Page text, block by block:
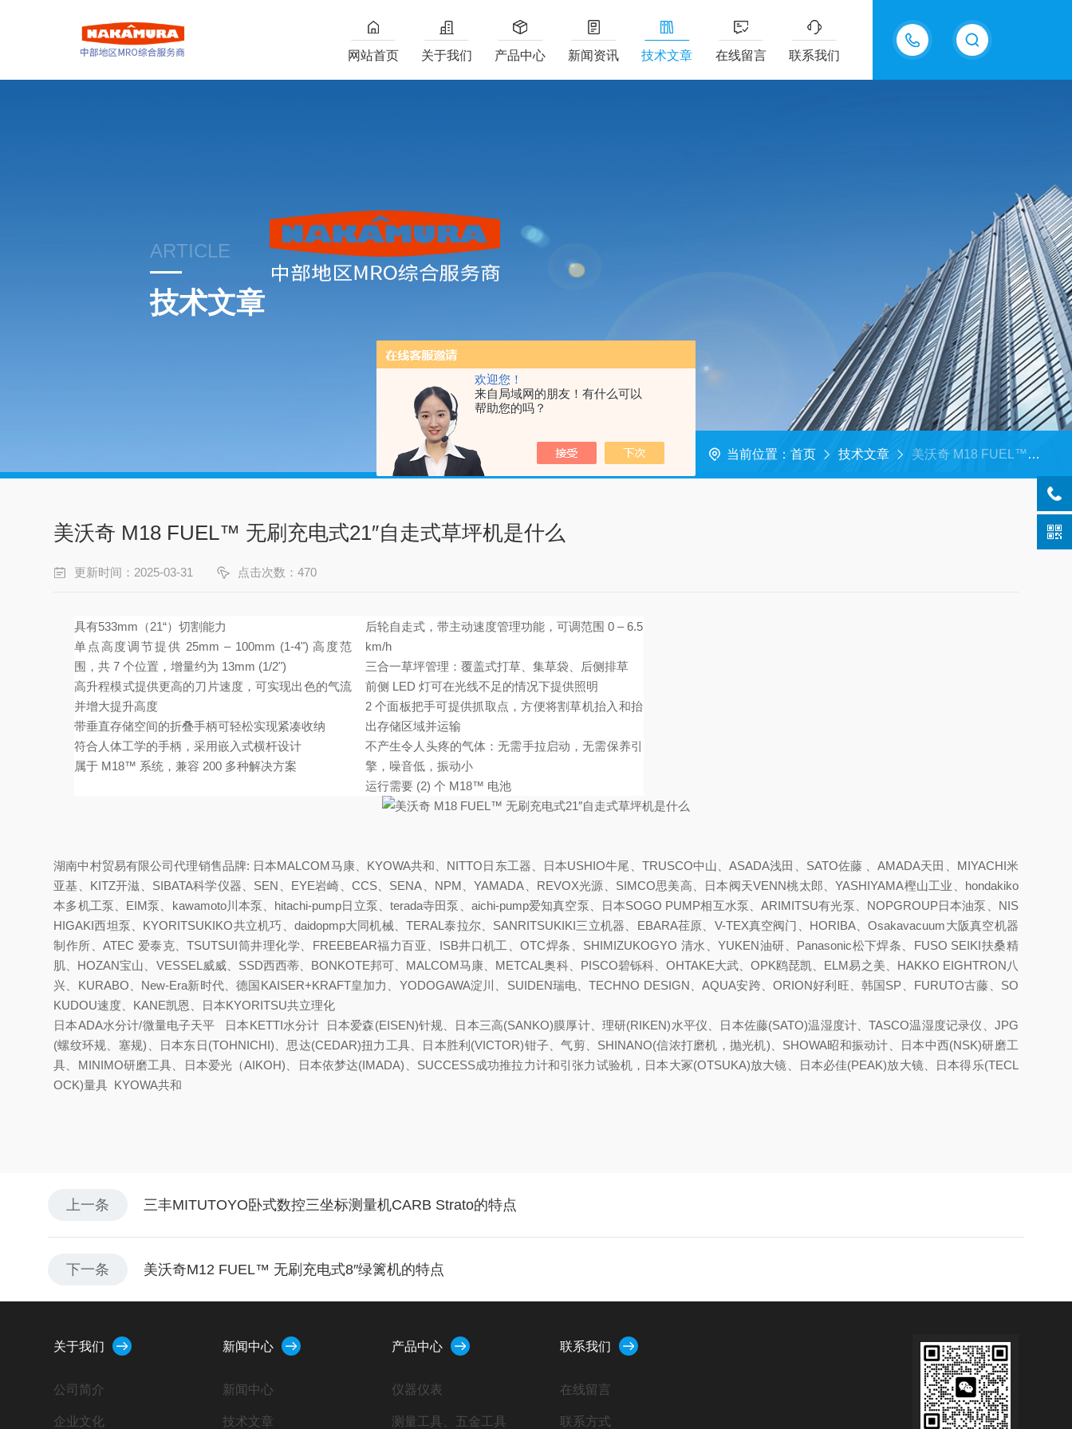
欢迎您！
来自局域网的朋友！有什么可以
帮助您的吗？
13687337808
网站首页 关于我们 产品中心 新闻资讯 技术文章 在线留言 联系我们
ARTICLE
技术文章
当前位置： 首页 技术文章 美沃奇 M18 FUEL™ 无刷充电式21″自走式草坪机​是什么
美沃奇 M18 FUEL™ 无刷充电式21″自走式草坪机​是什么
更新时间：2025-03-31 点击次数：470
具有533mm（21“）切割能力
单点高度调节提供 25mm – 100mm (1-4") 高度范
围，共 7 个位置，增量约为 13mm (1/2")
高升程模式提供更高的刀片速度，可实现出色的气流
并增大提升高度
带垂直存储空间的折叠手柄可轻松实现紧凑收纳
符合人体工学的手柄，采用嵌入式横杆设计
属于 M18™ 系统，兼容 200 多种解决方案
后轮自走式，带主动速度管理功能，可调范围 0 – 6.5
km/h
三合一草坪管理：覆盖式打草、集草袋、后侧排草
前侧 LED 灯可在光线不足的情况下提供照明
2 个面板把手可提供抓取点，方便将割草机抬入和抬
出存储区域并运输
不产生令人头疼的气体：无需手拉启动，无需保养引
擎，噪音低，振动小
运行需要 (2) 个 M18™ 电池
湖南中村贸易有限公司代理销售品牌: 日本MALCOM马康、KYOWA共和、NITTO日东工器、日本USHIO牛尾、TRUSCO中山、ASADA浅田、SATO佐藤 、AMADA天田、MIYACHI米
亚基、KITZ开滋、SIBATA科学仪器、SEN、EYE岩崎、CCS、SENA、NPM、YAMADA、REVOX光源、SIMCO思美高、日本阀天VENN桃太郎、YASHIYAMA樫山工业、hondakiko
本多机工泵、EIM泵、kawamoto川本泵、hitachi-pump日立泵、terada寺田泵、aichi-pump爱知真空泵、日本SOGO PUMP相互水泵、ARIMITSU有光泵、NOPGROUP日本油泵、NIS
HIGAKI西坦泵、KYORITSUKIKO共立机巧、daidopmp大同机械、TERAL泰拉尔、SANRITSUKIKI三立机器、EBARA荏原、V-TEX真空阀门、HORIBA、Osakavacuum大阪真空机器
制作所、ATEC 爱泰克、TSUTSUI筒井理化学、FREEBEAR福力百亚、ISB井口机工、OTC焊条、SHIMIZUKOGYO 清水、YUKEN油研、Panasonic松下焊条、FUSO SEIKI扶桑精
肌、HOZAN宝山、VESSEL威威、SSD西西蒂、BONKOTE邦可、MALCOM马康、METCAL奥科、PISCO碧铄科、OHTAKE大武、OPK鸥琵凯、ELM易之美、HAKKO EIGHTRON八
兴、KURABO、New-Era新时代、德国KAISER+KRAFT皇加力、YODOGAWA淀川、SUIDEN瑞电、TECHNO DESIGN、AQUA安跨、ORION好利旺、韩国SP、FURUTO古藤、SO
KUDOU速度、KANE凯恩、日本KYORITSU共立理化
日本ADA水分计/微量电子天平 日本KETTI水分计 日本爱森(EISEN)针规、日本三高(SANKO)膜厚计、理研(RIKEN)水平仪、日本佐藤(SATO)温湿度计、TASCO温湿度记录仪、JPG
(螺纹环规、塞规)、日本东日(TOHNICHI)、思达(CEDAR)扭力工具、日本胜利(VICTOR)钳子、气剪、SHINANO(信浓打磨机，抛光机)、SHOWA昭和振动计、日本中西(NSK)研磨工
具、MINIMO研磨工具、日本爱光（AIKOH)、日本依梦达(IMADA)、SUCCESS成功推拉力计和引张力试验机，日本大冢(OTSUKA)放大镜、日本必佳(PEAK)放大镜、日本得乐(TECL
OCK)量具 KYOWA共和
上一条 三丰MITUTOYO卧式数控三坐标测量机CARB Strato的特点
下一条 美沃奇M12 FUEL™ 无刷充电式8″绿篱机的特点
关于我们
公司简介
企业文化
新闻中心
新闻中心
技术文章
产品中心
仪器仪表
测量工具、五金工具
联系我们
在线留言
联系方式